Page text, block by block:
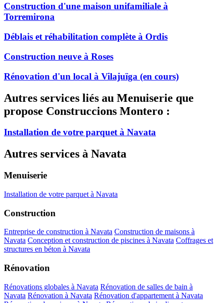
Construction d'une maison unifamiliale à
Torremirona
Déblais et réhabilitation complète à Ordis
Construction neuve à Roses
Rénovation d'un local à Vilajuïga (en cours)
Autres services liés au Menuiserie que
propose Construccions Montero :
Installation de votre parquet à Navata
Autres services à Navata
Menuiserie
Installation de votre parquet à Navata
Construction
Entreprise de construction à Navata Construction de maisons à
Navata Conception et construction de piscines à Navata Coffrages et
structures en béton à Navata
Rénovation
Rénovations globales à Navata Rénovation de salles de bain à
Navata Rénovation à Navata Rénovation d'appartement à Navata